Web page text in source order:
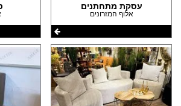
עסקת מתחתנים
אלוף המזרונים